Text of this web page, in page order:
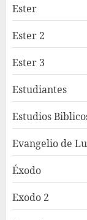
Ester
Ester 2
Ester 3
Estudiantes
Estudios
Evangelio de
Éxodo
Exodo 2